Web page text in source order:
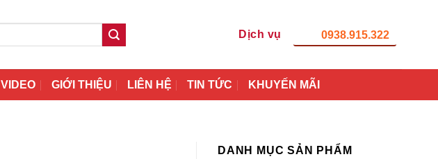
Dịch vụ 0938.915.322
VIDEO GIỚI THIỆU LIÊN HỆ TIN TỨC KHUYẾN MÃI
DANH MỤC SẢN PHẨM